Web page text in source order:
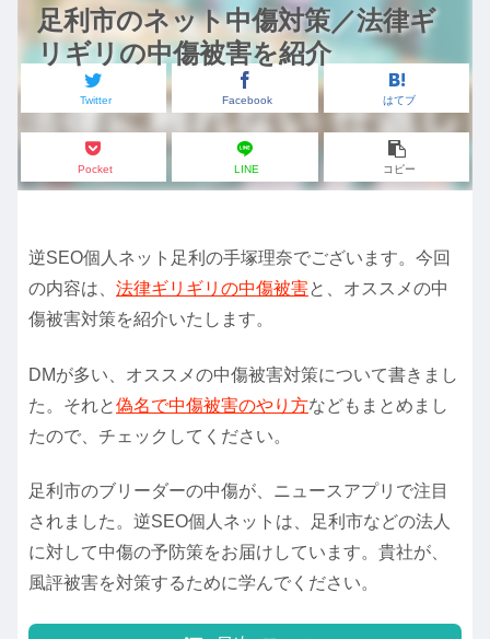
足利市のネット中傷対策／法律ギ
リギリの中傷被害を紹介
Twitter Facebook はてブ
Pocket LINE コピー
逆SEO個人ネット足利の手塚理奈でございます。今回
の内容は、 法律ギリギリの中傷被害と、オススメの中
傷被害対策を紹介いたします。
DMが多い、オススメの中傷被害対策について書きまし
た。それと偽名で中傷被害のやり方などもまとめまし
たので、チェックしてください。
足利市のブリーダーの中傷が、ニュースアプリで注目
されました。逆SEO個人ネットは、足利市などの法人
に対して中傷の予防策をお届けしています。貴社が、
風評被害を対策するために学んでください。